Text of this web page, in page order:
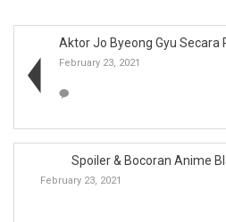
Aktor Jo Byeong Gyu Secara
February 23, 2021
Spoiler & Bocoran Anime
February 23, 2021